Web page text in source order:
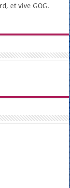
et vive GOG.